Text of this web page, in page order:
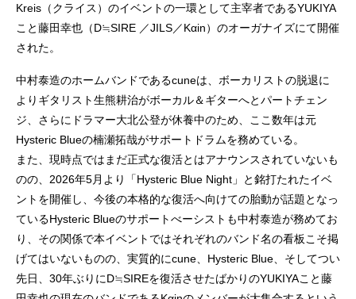
Kreis（クライス）のイベントの一環として主宰者であるYUKIYA
こと藤田幸也（D≒SIRE ／JILS／Kαin）のオーガナイズにて開催
された。
中村泰造のホームバンドであるcuneは、ボーカリストの脱退に
よりギタリスト生熊耕治がボーカル＆ギターへとパートチェン
ジ、さらにドラマー大北公登が休養中のため、ここ数年は元
Hysteric Blueの楠瀬拓哉がサポートドラムを務めている。
また、現時点ではまだ正式な復活とはアナウンスされていないも
のの、2026年5月より「Hysteric Blue Night」と銘打たれたイベ
ントを開催し、今後の本格的な復活へ向けての胎動が話題となっ
ているHysteric Blueのサポートべーシストも中村泰造が務めてお
り、その関係で本イベントではそれぞれのバンド名の看板こそ掲
げてはいないものの、実質的にcune、Hysteric Blue、そしてつい
先日、30年ぶりにD≒SIREを復活させたばかりのYUKIYAこと藤